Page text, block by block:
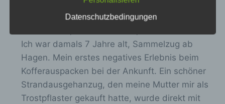
Seehospiz Kaiserin Friedrich, Norderney, ca.
3.monatige Kur im Frühling 1972, Barmer
Ich war damals 7 Jahre alt, Sammelzug ab
Hagen. Mein erstes negatives Erlebnis beim
Kofferauspacken bei der Ankunft. Ein schöner
Strandausgehanzug, den meine Mutter mir als
Trostpflaster gekauft hatte, wurde direkt mit
e
t
Auslesen, das Abfragen, die Verwendung,
die Offenlegung durch Übermittlung,
Bereitstellung, den Abgleich oder die
Verknüpfung, die Einschränkung, das
Löschen oder die Vernichtung.
d) Einschränkung der Verarbeitung
Datenschutzbedingungen